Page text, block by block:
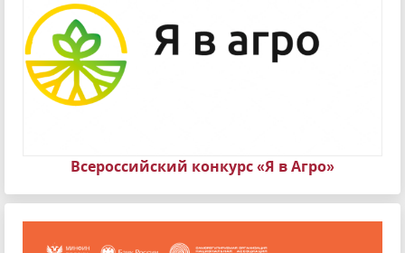
Всероссийский конкурс «Я в Агро»